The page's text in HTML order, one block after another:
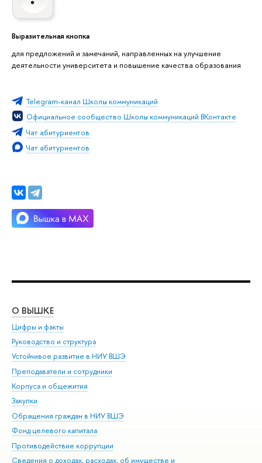
Выразительная кнопка
для предложений и замечаний, направленных на улучшение
деятельности университета и повышение качества образования
Telegram-канал Школы коммуникаций
Официальное сообщество Школы коммуникаций ВКонтакте
Чат абитуриентов
Чат абитуриентов
О ВЫШКЕ
Цифры и факты
Руководство и структура
Устойчивое развитие в НИУ ВШЭ
Преподаватели и сотрудники
Корпуса и общежития
Закупки
Обращения граждан в НИУ ВШЭ
Фонд целевого капитала
Противодействие коррупции
Сведения о доходах, расходах, об имуществе и